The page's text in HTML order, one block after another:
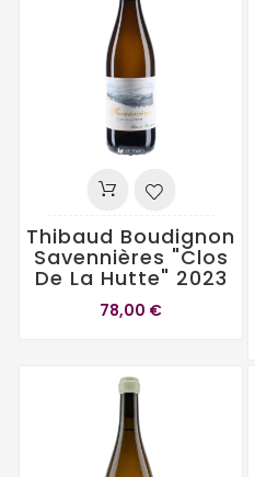
Thibaud Boudignon
Savennières "Clos
De La Hutte" 2023
78,00 €